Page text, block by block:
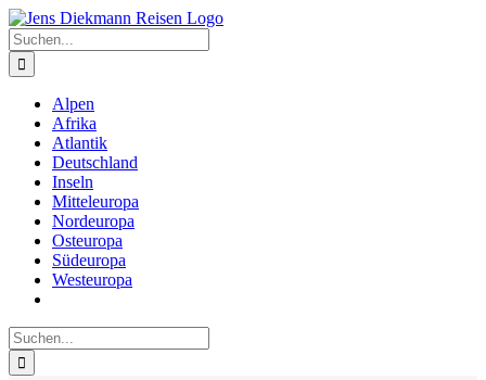
Zum
Inhalt
springen
Suche
nach:
Alpen
Afrika
Atlantik
Deutschland
Inseln
Mitteleuropa
Nordeuropa
Osteuropa
Südeuropa
Westeuropa
Suche
nach: